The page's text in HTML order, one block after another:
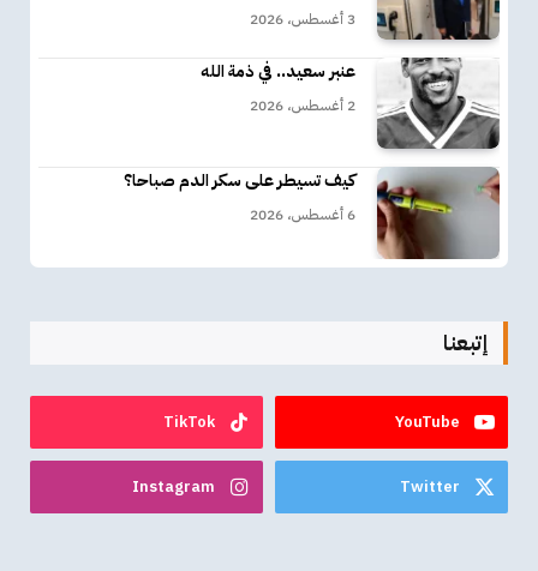
3 أغسطس، 2026
عنبر سعيد.. في ذمة الله
2 أغسطس، 2026
كيف تسيطر على سكر الدم صباحا؟
6 أغسطس، 2026
إتبعنا
YouTube
TikTok
Twitter
Instagram